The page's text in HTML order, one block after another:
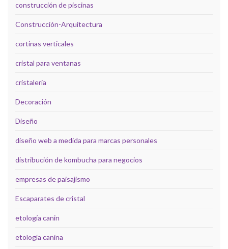
construcción de piscinas
Construcción-Arquitectura
cortinas verticales
cristal para ventanas
cristalería
Decoración
Diseño
diseño web a medida para marcas personales
distribución de kombucha para negocios
empresas de paisajismo
Escaparates de cristal
etología canin
etología canina